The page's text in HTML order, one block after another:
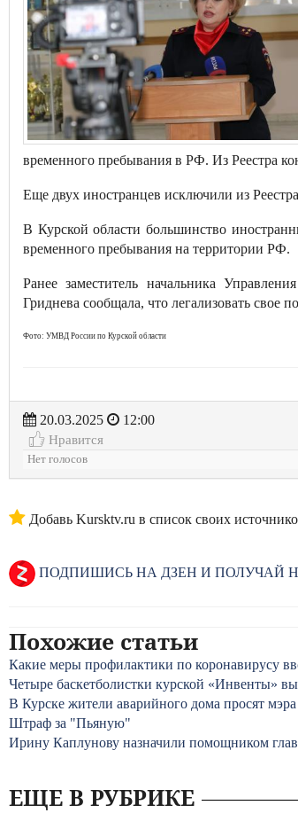
временного пребывания в РФ. Из Реестра
Еще двух иностранцев исключили из
В Курской области большинство
временного пребывания на территории РФ.
Ранее заместитель начальника
Гриднева сообщала, что легализовать свое
Фото: УМВД России по Курской области
20.03.2025
12:00
Нравится
Нет голосов
Добавь Kursktv.ru в список своих
ПОДПИШИСЬ НА ДЗЕН И ПОЛУЧАЙ
Похожие статьи
Какие меры профилактики по коронавирусу
Четыре баскетболистки курской «Инвенты»
В Курске жители аварийного дома просят
Штраф за "Пьяную"
Ирину Каплунову назначили помощником
ЕЩЕ В РУБРИКЕ